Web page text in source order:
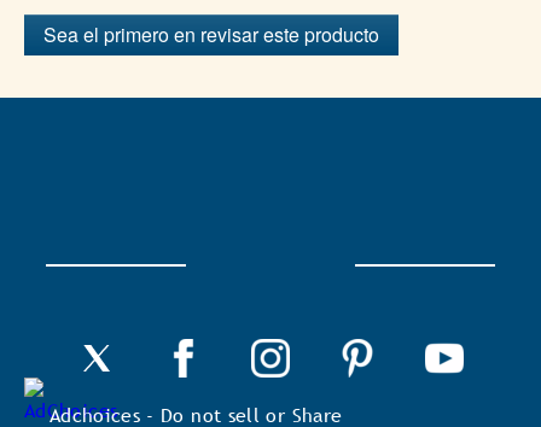
Sin
puntuación
Sea el primero en revisar este producto
.
esta
Adchoices - Do not sell or Share